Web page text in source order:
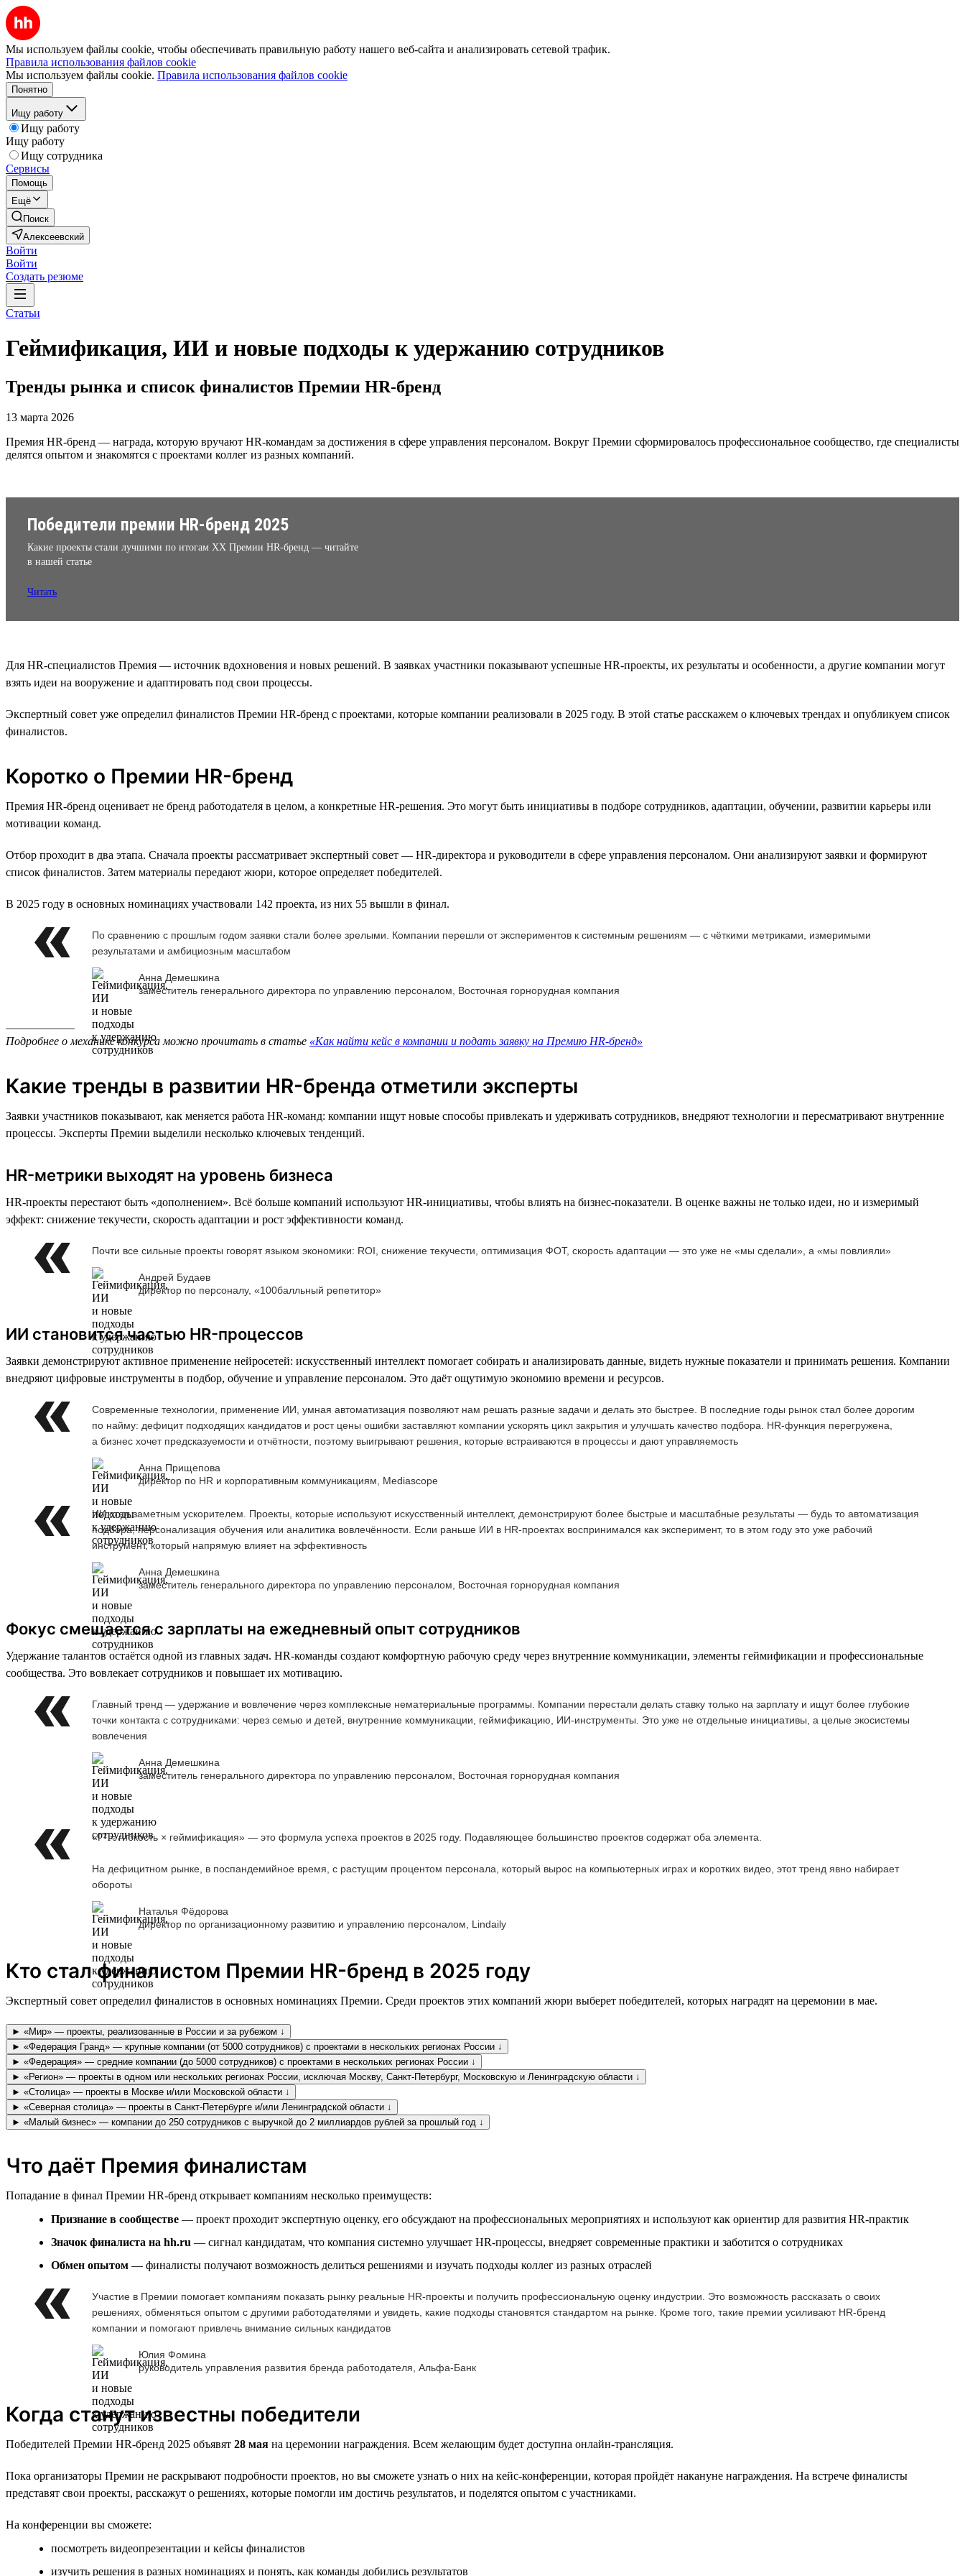
Мы используем файлы cookie, чтобы обеспечивать правильную работу нашего веб-сайта и анализировать сетевой трафик.
Правила использования файлов cookie
Мы используем файлы cookie. Правила использования файлов cookie
Понятно
Ищу работу
Ищу работу
Ищу работу
Ищу сотрудника
Сервисы
Помощь
Ещё
Поиск
Алексеевский
Войти
Войти
Создать резюме
Статьи
Геймификация, ИИ и новые подходы к удержанию сотрудников
Тренды рынка и список финалистов Премии HR-бренд
13 марта 2026
Премия HR-бренд — награда, которую вручают HR-командам за достижения в сфере управления персоналом. Вокруг Премии сформировалось профессиональное сообщество, где специалисты
делятся опытом и знакомятся с проектами коллег из разных компаний.
Победители премии HR-бренд 2025
Какие проекты стали лучшими по итогам XX Премии HR-бренд — читайте
в нашей статье
Читать
Для HR-специалистов Премия — источник вдохновения и новых решений. В заявках участники показывают успешные HR-проекты, их результаты и особенности, а другие компании могут
взять идеи на вооружение и адаптировать под свои процессы.
Экспертный совет уже определил финалистов Премии HR-бренд с проектами, которые компании реализовали в 2025 году. В этой статье расскажем о ключевых трендах и опубликуем список
финалистов.
Коротко о Премии HR-бренд
Премия HR-бренд оценивает не бренд работодателя в целом, а конкретные HR-решения. Это могут быть инициативы в подборе сотрудников, адаптации, обучении, развитии карьеры или
мотивации команд.
Отбор проходит в два этапа. Сначала проекты рассматривает экспертный совет — HR-директора и руководители в сфере управления персоналом. Они анализируют заявки и формируют
список финалистов. Затем материалы передают жюри, которое определяет победителей.
В 2025 году в основных номинациях участвовали 142 проекта, из них 55 вышли в финал.
По сравнению с прошлым годом заявки стали более зрелыми. Компании перешли от экспериментов к системным решениям — с чёткими метриками, измеримыми
результатами и амбициозным масштабом
Анна Демешкина
заместитель генерального директора по управлению персоналом, Восточная горнорудная компания
Подробнее о механике конкурса можно прочитать в статье «Как найти кейс в компании и подать заявку на Премию HR-бренд»
Какие тренды в развитии HR-бренда отметили эксперты
Заявки участников показывают, как меняется работа HR-команд: компании ищут новые способы привлекать и удерживать сотрудников, внедряют технологии и пересматривают внутренние
процессы. Эксперты Премии выделили несколько ключевых тенденций.
HR-метрики выходят на уровень бизнеса
HR-проекты перестают быть «дополнением». Всё больше компаний используют HR-инициативы, чтобы влиять на бизнес-показатели. В оценке важны не только идеи, но и измеримый
эффект: снижение текучести, скорость адаптации и рост эффективности команд.
Почти все сильные проекты говорят языком экономики: ROI, снижение текучести, оптимизация ФОТ, скорость адаптации — это уже не «мы сделали», а «мы повлияли»
Андрей Будаев
директор по персоналу, «100балльный репетитор»
ИИ становится частью HR-процессов
Заявки демонстрируют активное применение нейросетей: искусственный интеллект помогает собирать и анализировать данные, видеть нужные показатели и принимать решения. Компании
внедряют цифровые инструменты в подбор, обучение и управление персоналом. Это даёт ощутимую экономию времени и ресурсов.
Современные технологии, применение ИИ, умная автоматизация позволяют нам решать разные задачи и делать это быстрее. В последние годы рынок стал более дорогим
по найму: дефицит подходящих кандидатов и рост цены ошибки заставляют компании ускорять цикл закрытия и улучшать качество подбора. HR-функция перегружена,
а бизнес хочет предсказуемости и отчётности, поэтому выигрывают решения, которые встраиваются в процессы и дают управляемость
Анна Прищепова
директор по HR и корпоративным коммуникациям, Mediascope
ИИ стал заметным ускорителем. Проекты, которые используют искусственный интеллект, демонстрируют более быстрые и масштабные результаты — будь то автоматизация
подбора, персонализация обучения или аналитика вовлечённости. Если раньше ИИ в HR-проектах воспринимался как эксперимент, то в этом году это уже рабочий
инструмент, который напрямую влияет на эффективность
Анна Демешкина
заместитель генерального директора по управлению персоналом, Восточная горнорудная компания
Фокус смещается с зарплаты на ежедневный опыт сотрудников
Удержание талантов остаётся одной из главных задач. HR-команды создают комфортную рабочую среду через внутренние коммуникации, элементы геймификации и профессиональные
сообщества. Это вовлекает сотрудников и повышает их мотивацию.
Главный тренд — удержание и вовлечение через комплексные нематериальные программы. Компании перестали делать ставку только на зарплату и ищут более глубокие
точки контакта с сотрудниками: через семью и детей, внутренние коммуникации, геймификацию, ИИ-инструменты. Это уже не отдельные инициативы, а целые экосистемы
вовлечения
Анна Демешкина
заместитель генерального директора по управлению персоналом, Восточная горнорудная компания
«Г² = гибкость × геймификация» — это формула успеха проектов в 2025 году. Подавляющее большинство проектов содержат оба элемента.
На дефицитном рынке, в поспандемийное время, с растущим процентом персонала, который вырос на компьютерных играх и коротких видео, этот тренд явно набирает
обороты
Наталья Фёдорова
директор по организационному развитию и управлению персоналом, Lindaily
Кто стал финалистом Премии HR-бренд в 2025 году
Экспертный совет определил финалистов в основных номинациях Премии. Среди проектов этих компаний жюри выберет победителей, которых наградят на церемонии в мае.
► «Мир» — проекты, реализованные в России и за рубежом ↓
► «Федерация Гранд» — крупные компании (от 5000 сотрудников) с проектами в нескольких регионах России ↓
► «Федерация» — средние компании (до 5000 сотрудников) с проектами в нескольких регионах России ↓
► «Регион» — проекты в одном или нескольких регионах России, исключая Москву, Санкт-Петербург, Московскую и Ленинградскую области ↓
► «Столица» — проекты в Москве и/или Московской области ↓
► «Северная столица» — проекты в Санкт-Петербурге и/или Ленинградской области ↓
► «Малый бизнес» — компании до 250 сотрудников с выручкой до 2 миллиардов рублей за прошлый год ↓
Что даёт Премия финалистам
Попадание в финал Премии HR-бренд открывает компаниям несколько преимуществ:
Признание в сообществе — проект проходит экспертную оценку, его обсуждают на профессиональных мероприятиях и используют как ориентир для развития HR-практик
Значок финалиста на hh.ru — сигнал кандидатам, что компания системно улучшает HR-процессы, внедряет современные практики и заботится о сотрудниках
Обмен опытом — финалисты получают возможность делиться решениями и изучать подходы коллег из разных отраслей
Участие в Премии помогает компаниям показать рынку реальные HR-проекты и получить профессиональную оценку индустрии. Это возможность рассказать о своих
решениях, обменяться опытом с другими работодателями и увидеть, какие подходы становятся стандартом на рынке. Кроме того, такие премии усиливают HR-бренд
компании и помогают привлечь внимание сильных кандидатов
Юлия Фомина
руководитель управления развития бренда работодателя, Альфа-Банк
Когда станут известны победители
Победителей Премии HR-бренд 2025 объявят 28 мая на церемонии награждения. Всем желающим будет доступна онлайн-трансляция.
Пока организаторы Премии не раскрывают подробности проектов, но вы сможете узнать о них на кейс-конференции, которая пройдёт накануне награждения. На встрече финалисты
представят свои проекты, расскажут о решениях, которые помогли им достичь результатов, и поделятся опытом с участниками.
На конференции вы сможете:
посмотреть видеопрезентации и кейсы финалистов
изучить решения в разных номинациях и понять, как команды добились результатов